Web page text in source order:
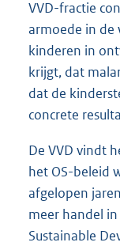
VVD-fractie
armoede in de
kinderen in
krijgt, dat
dat de
concrete
De VVD vindt
het OS-beleid
afgelopen
meer handel
Sustainable